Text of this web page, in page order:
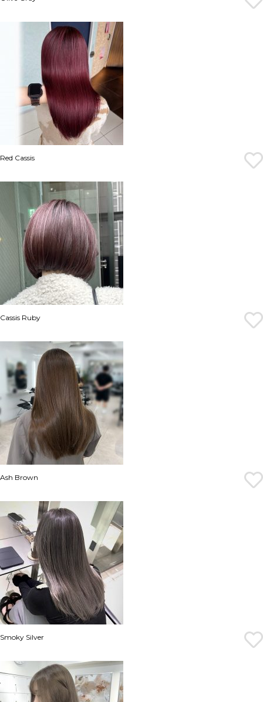
Red Cassis
Cassis Ruby
Ash Brown
Smoky Silver